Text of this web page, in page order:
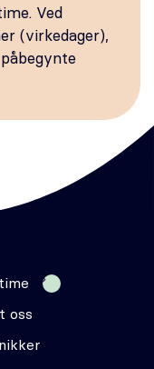
Ved
(virkedager),
oss